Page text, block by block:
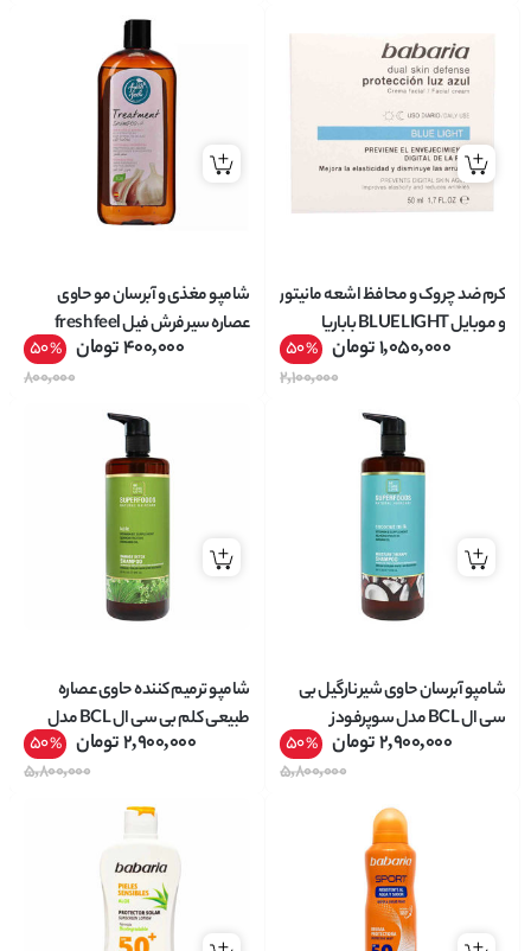
کرم ضد چروک و محافظ اشعه مانیتور
و موبایل BLUE LIGHT باباریا
1,050,000تومان 50%
2,100,000
شامپو مغذی و آبرسان مو حاوی
عصاره سیر فرش فیل fresh feel
400,000تومان 50%
800,000
شامپو آبرسان حاوی شیر نارگیل بی
سی ال BCL مدل سوپرفودز
SUPERFOODS مناسب موهای2,900,000تومان 50%
5,800,000
شامپو ترمیم کننده حاوی عصاره
طبیعی کلم بی سی ال BCL مدل
سوپرفودز SUPERFOODS مناسب
2,900,000تومان 50%
5,800,000